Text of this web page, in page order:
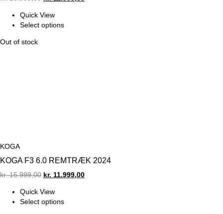
was:
kr. 15.999,00.
Quick View
Select options
Out of stock
KOGA
KOGA F3 6.0 REMTRÆK 2024
kr.15.999,00 Original
was:
kr. 15.999,00.
kr. 11.999,00Current
Quick View
Select options